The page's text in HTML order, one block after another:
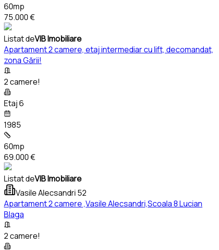
60mp
75.000 €
Listat deVIB Imobiliare
Apartament 2 camere, etaj intermediar cu lift, decomandat,
zona Gării!
2 camere!
Etaj 6
1985
60mp
69.000 €
Listat deVIB Imobiliare
Vasile Alecsandri 52
Apartament 2 camere ,Vasile Alecsandri,Scoala 8 Lucian
Blaga
2 camere!